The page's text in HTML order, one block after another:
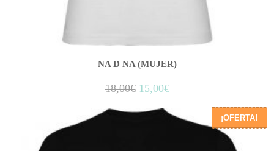
NA D NA (MUJER)
18,00€ 15,00€
¡OFERTA!